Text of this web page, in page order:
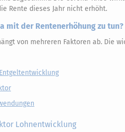
Rente dieses Jahr nicht erhöht.
mit der Rentenerhöhung zu tun?
von mehreren Faktoren ab. Die
Lohnentwicklung